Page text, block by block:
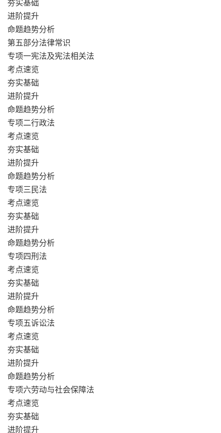
夯实基础
进阶提升
命题趋势分析
第五部分法律常识
专项一宪法及宪法相关法
考点速览
夯实基础
进阶提升
命题趋势分析
专项二行政法
考点速览
夯实基础
进阶提升
命题趋势分析
专项三民法
考点速览
夯实基础
进阶提升
命题趋势分析
专项四刑法
考点速览
夯实基础
进阶提升
命题趋势分析
专项五诉讼法
考点速览
夯实基础
进阶提升
命题趋势分析
专项六劳动与社会保障法
考点速览
夯实基础
进阶提升